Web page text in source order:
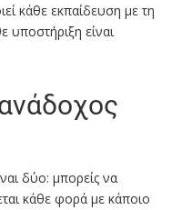
κάθε εκπαίδευση με τη
είναι
δύο: μπορείς να
κάθε φορά με κάποιο